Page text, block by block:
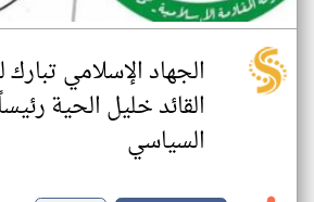
الجهاد الإسلامي
القائد خليل الحية
السياسي